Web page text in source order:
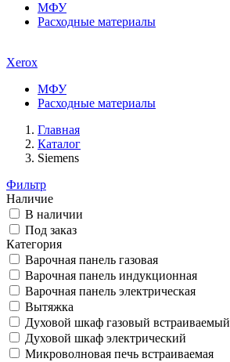
МФУ
Расходные материалы
Xerox
МФУ
Расходные материалы
Главная
Каталог
Siemens
Фильтр
Наличие
В наличии
Под заказ
Категория
Варочная панель газовая
Варочная панель индукционная
Варочная панель электрическая
Вытяжка
Духовой шкаф газовый встраиваемый
Духовой шкаф электрический
Микроволновая печь встраиваемая